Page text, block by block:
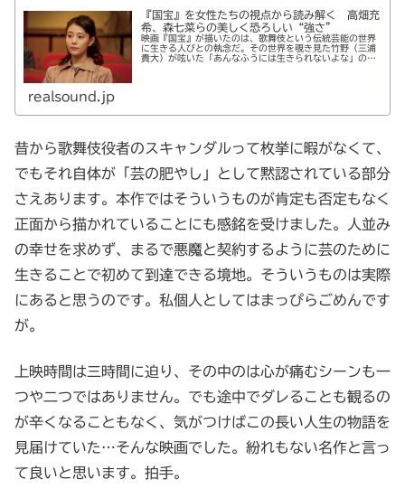
『国宝』を女性たちの視点から読み解く 高畑充
希、森七菜らの美しく恐ろしい“強さ”
映画『国宝』が描いたのは、歌舞伎という伝統芸能の世界
に生きる人びとの執念だ。その世界を覗き見た竹野（三浦
貴大）が呟いた「あんなふうには生きられないよな」のひ
realsound.jp
昔から歌舞伎役者のスキャンダルって枚挙に暇がなくて、
でもそれ自体が「芸の肥やし」として黙認されている部分
さえあります。本作ではそういうものが肯定も否定もなく
正面から描かれていることにも感銘を受けました。人並み
の幸せを求めず、まるで悪魔と契約するように芸のために
生きることで初めて到達できる境地。そういうものは実際
にあると思うのです。私個人としてはまっぴらごめんです
が。
上映時間は三時間に迫り、その中のは心が痛むシーンも一
つや二つではありません。でも途中でダレることも観るの
が辛くなることもなく、気がつけばこの長い人生の物語を
見届けていた…そんな映画でした。紛れもない名作と言っ
て良いと思います。拍手。